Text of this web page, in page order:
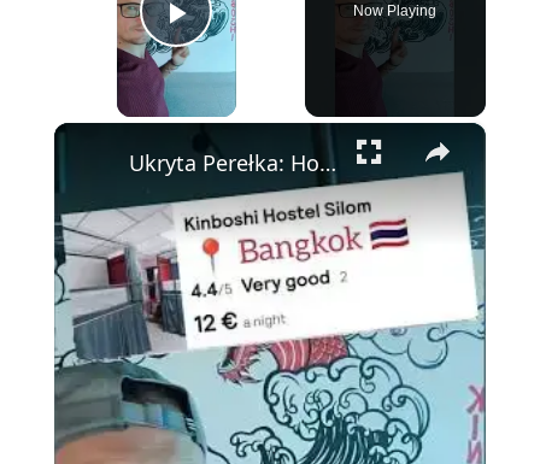
Play Video
Now Playing
×
Ukryta Perełka: Hostel Kinboshi Bangkok—Czysty, Wygodny i Idealnie Położony 🏨✨